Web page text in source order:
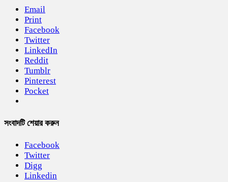
Email
Print
Facebook
Twitter
LinkedIn
Reddit
Tumblr
Pinterest
Pocket
সংবাদটি শেয়ার করুন
Facebook
Twitter
Digg
Linkedin